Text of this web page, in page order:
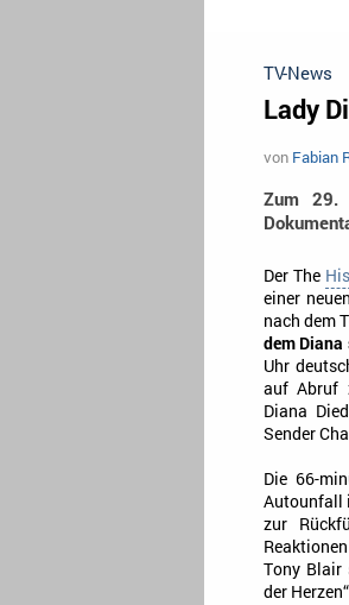
TV-News
Lady
von Fabian
Zum 29.
Der The
einer
nach dem
dem Diana
Uhr
auf Abruf
Diana
Sender
Die 66-
Autounfall
zur
Tony Blair
der